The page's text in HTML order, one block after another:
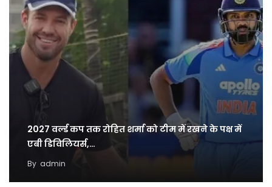
2027 वर्ल्ड कप तक रोहित शर्मा को टीम में रखने के पक्ष में
एबी डिविलियर्स,…
By admin